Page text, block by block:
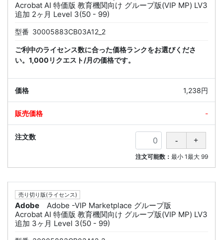
Acrobat AI 特価版 教育機関向け グループ版(VIP MP) LV3
追加 2ヶ月 Level 3(50 - 99)
型番 30005883CB03A12_2
ご利中のライセンス数に合った価格ランクをお選びくださ
い。1,000リクエスト/月の価格です。
1,238円
-
注文可能数： 最小 1最大 99
売り切り版(ライセンス)
Adobe
Adobe -VIP Marketplace グループ版
Acrobat AI 特価版 教育機関向け グループ版(VIP MP) LV3
追加 3ヶ月 Level 3(50 - 99)